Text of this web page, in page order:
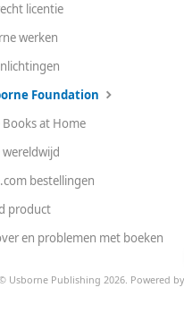
licentie
werken
Foundation
at Home
bestellingen
product
en problemen met boeken
Usborne Publishing 2026. Powered by